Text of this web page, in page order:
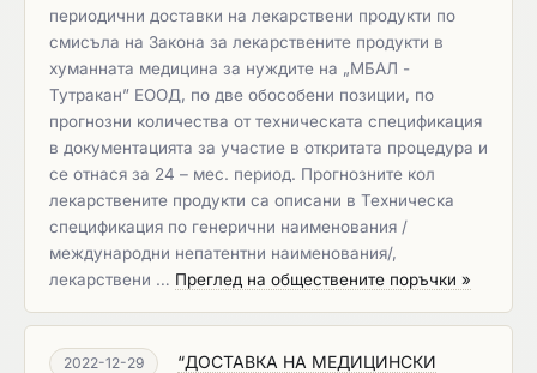
периодични дoставки на лекарствени продукти по
смисъла на Закона за лекарствените продукти в
хуманната медицина за нуждите на „МБАЛ -
Тутракан” ЕООД, по две обособени позиции, по
прогнозни количества от техническата спецификация
в документацията за участие в откритата процедура и
се отнася за 24 – мес. период. Прогнозните кол
лекарствените продукти са описани в Техническа
спецификация по генерични наименования /
международни непатентни наименования/,
лекарствени … Преглед на обществените поръчки »
2022-12-29
“ДОСТАВКА НА МЕДИЦИНСКИ